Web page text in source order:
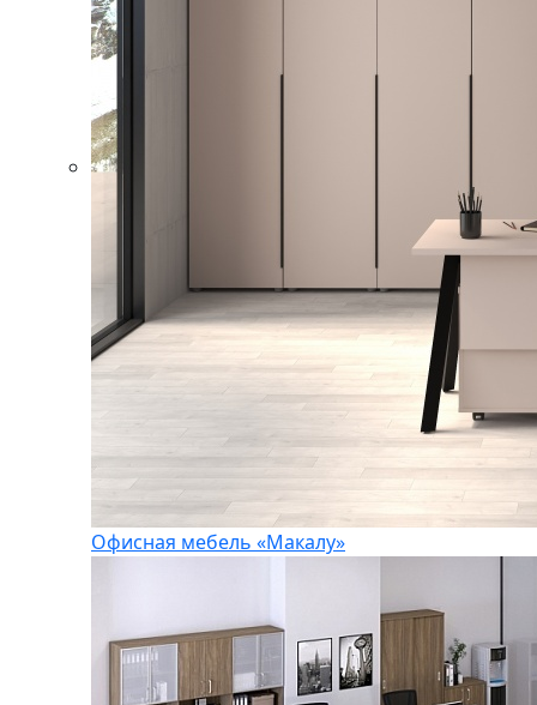
Офисная мебель «Макалу»